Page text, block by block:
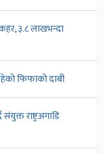
३.८ लाखभन्दा
फिफाको दाबी
राष्ट्रअगाडि